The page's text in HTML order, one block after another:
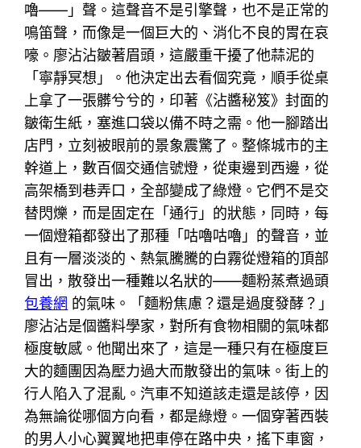
嚕——」聲。這聲音不是引擎聲，也不是正常的
鳴笛聲，而像是一個巨大的、消化不良的胃在哀
嚎。廖沾沾皺著眉頭，這嚴重干擾了他蒜泥的
「寧靜冥想」。他決定出去看個究竟，順手從桌
上拿了一張髒兮兮的，印著《沾醬秘笈》封面的
皺衛生紙，塞進口袋以備不時之需。他一腳踏出
店門，立刻被眼前的景象震驚了。整條城市的主
幹道上，數百個交通信號燈，從東邊到西邊，從
高架橋到巷弄口，全部變成了綠燈。它們不是交
替閃爍，而是固定在「通行」的狀態，同時，每
一個燈箱都發出了那種「咕嚕咕嚕」的聲音，並
且有一層淡淡的、熱氣騰騰的白霧從燈箱的頂部
冒出，散發出一種難以名狀的——麵粉蒸煮過頭
包養網 的氣味。「麵粉焦慮？還是過度發酵？」
廖沾沾是個醬料學家，對所有食物相關的氣味都
極度敏感。他聞出來了，這是一種只有在極度巨
大的麵團因為壓力過大而散發出的氣味。街上的
行人陷入了混亂。汽車不知道該走還是該停，因
為無論從哪個方向看，都是綠燈。一個穿著西裝
的男人小心翼翼地把車停在路中央，搖下車窗，